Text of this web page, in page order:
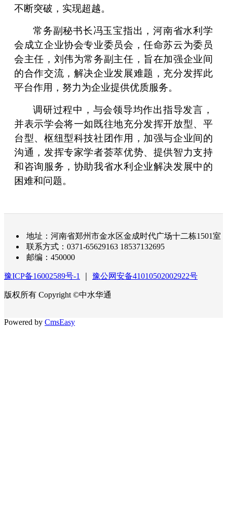
不断突破，实现超越。
常务副秘书长冯玉宝指出，河南省水利学
会成立企业协会专业委员会，任命苏云为委员
会主任，刘伟为常务副主任，旨在加强企业间
的合作交流，解决企业发展难题，充分发挥此
平台作用，努力为企业提供优质服务。
调研过程中，与会领导均作出指导发言，
并表示学会将一如既往地充分发挥开放型、平
台型、枢纽型科技社团作用，加强与企业间的
沟通，发挥专家学者荟萃优势、提供智力支持
和咨询服务，协助我省水利企业解决发展中的
困难和问题。
地址：河南省郑州市金水区金成时代广场十二栋1501室
联系方式：0371-65629163 18537132695
邮编：450000
豫ICP备16002589号-1 豫公网安备41010502002922号
版权所有 Copyright ©中水华通
Powered by CmsEasy